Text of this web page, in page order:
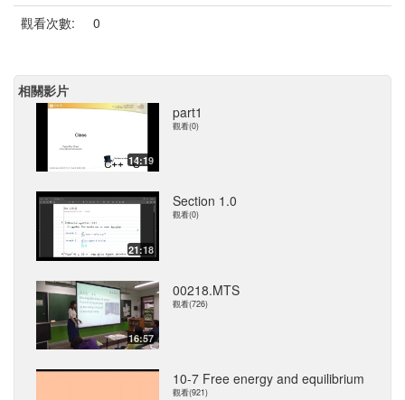
觀看次數:
0
相關影片
14:19
part1
觀看(0)
21:18
Section 1.0
觀看(0)
16:57
00218.MTS
觀看(726)
10-7 Free energy and equilibrium
觀看(921)